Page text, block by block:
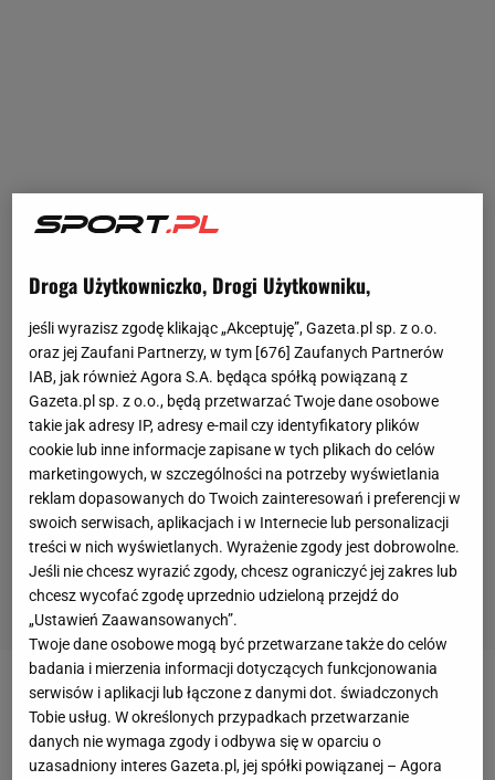
FANTASY PREMIER LEAGUE
Polak wyprzedził ponad osiem milionów
zawodników! "Uczucie nie do opisania"
Droga Użytkowniczko, Drogi Użytkowniku,
jeśli wyrazisz zgodę klikając „Akceptuję”, Gazeta.pl sp. z o.o.
oraz jej Zaufani Partnerzy, w tym [676] Zaufanych Partnerów
IAB, jak również Agora S.A. będąca spółką powiązaną z
Gazeta.pl sp. z o.o., będą przetwarzać Twoje dane osobowe
takie jak adresy IP, adresy e-mail czy identyfikatory plików
cookie lub inne informacje zapisane w tych plikach do celów
marketingowych, w szczególności na potrzeby wyświetlania
reklam dopasowanych do Twoich zainteresowań i preferencji w
swoich serwisach, aplikacjach i w Internecie lub personalizacji
treści w nich wyświetlanych. Wyrażenie zgody jest dobrowolne.
Jeśli nie chcesz wyrazić zgody, chcesz ograniczyć jej zakres lub
chcesz wycofać zgodę uprzednio udzieloną przejdź do
„Ustawień Zaawansowanych”.
Twoje dane osobowe mogą być przetwarzane także do celów
badania i mierzenia informacji dotyczących funkcjonowania
serwisów i aplikacji lub łączone z danymi dot. świadczonych
Tobie usług. W określonych przypadkach przetwarzanie
danych nie wymaga zgody i odbywa się w oparciu o
uzasadniony interes Gazeta.pl, jej spółki powiązanej – Agora